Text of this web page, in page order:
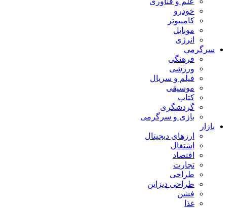
خودرو
کامپیوتر
موبایل
انرژی
سرگرمی
فرهنگی
ورزشی
فیلم و سریال
موسیقی
کتاب
گردشگری
بازی و سرگرمی
بازار
ارزهای دیجیتال
اشتغال
اقتصاد
تجارت
طراحی
طراحی دیزاین
فشن
غذا